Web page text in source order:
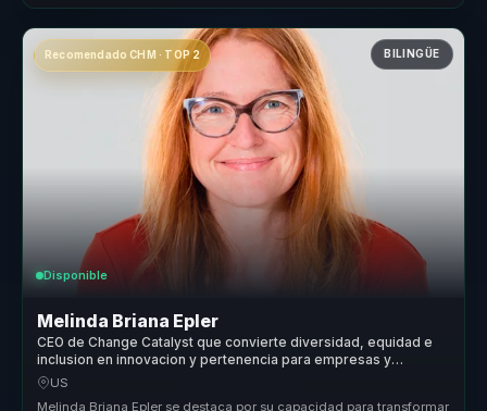
Recomendado CHM · TOP 2 BILINGÜE
Disponible
Melinda Briana Epler
CEO de Change Catalyst que convierte diversidad, equidad e
inclusion en innovacion y pertenencia para empresas y
equipos.
US
Melinda Briana Epler se destaca por su capacidad para transformar